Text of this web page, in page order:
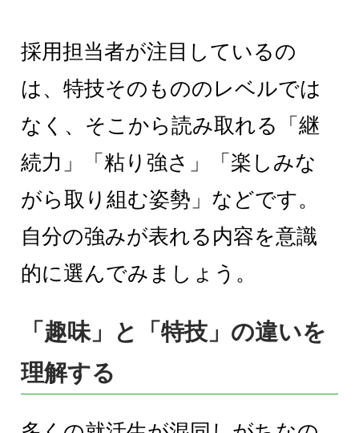
採用担当者が注目しているの
は、特技そのもののレベルでは
なく、そこから読み取れる「継
続力」「粘り強さ」「楽しみな
がら取り組む姿勢」などです。
自分の強みが表れる内容を意識
的に選んでみましょう。
「趣味」と「特技」の違いを
理解する